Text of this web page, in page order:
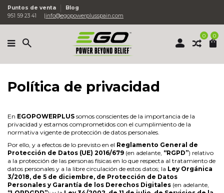
Puntos de venta
Blog
951 59 23 41
info@egopowerplusspain.com
0 0
Política de privacidad
En EGOPOWERPLUS somos conscientes de la importancia de la
privacidad y estamos comprometidos con el cumplimiento de la
normativa vigente de protección de datos personales.
Por ello, y a efectos de lo previsto en el Reglamento General de
Protección de Datos (UE) 2016/679 (en adelante, “RGPD”) relativo
a la protección de las personas físicas en lo que respecta al tratamiento de
datos personales y a la libre circulación de estos datos; la Ley Orgánica
3/2018, de 5 de diciembre, de Protección de Datos
Personales y Garantía de los Derechos Digitales (en adelante,